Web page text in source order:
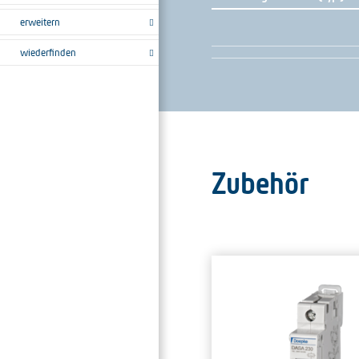
erweitern
wiederfinden
Zubehör